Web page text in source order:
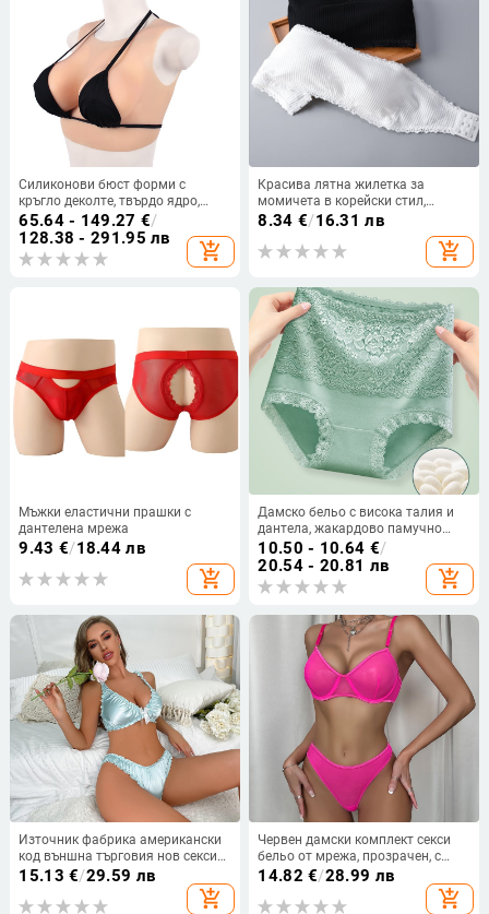
Силиконови бюст форми с
кръгло деколте, твърдо ядро,
размери C/D/F, вмъкване за бюст
65.64 - 149.27 €/
128.38 - 291.95 лв
add_shopping_cart
Красива лятна жилетка за
момичета в корейски стил,
обвита с гръб, против ходене, с
подложка за гърди от една част,
вътрешна тръба за ученици
8.34 €/16.31 лв
add_shopping_cart
Мъжки еластични прашки с
дантелена мрежа
9.43 €/18.44 лв
add_shopping_cart
Дамско бельо с висока талия и
дантела, жакардово памучно
бельо, дишащи панталони с
корем и черничева коприна,
производители на едро
10.50 - 10.64 €/
20.54 - 20.81 лв
add_shopping_cart
Източник фабрика американски
код външна търговия нов секси
бельо костюм може да разшири
код фабрика на едро поколение
Y708
15.13 €/29.59 лв
add_shopping_cart
Червен дамски комплект секси
бельо от мрежа, прозрачен, с
банели, 2 части
14.82 €/28.99 лв
add_shopping_cart